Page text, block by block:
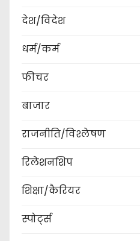
देश/विदेश
धर्म/कर्म
फीचर
बाजार
राजनीति/विश्लेषण
रिलेशनशिप
शिक्षा/कैरियर
स्पोर्ट्स